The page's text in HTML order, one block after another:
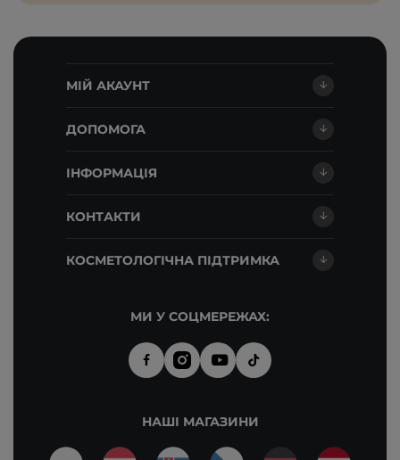
МІЙ АКАУНТ
ДОПОМОГА
ІНФОРМАЦІЯ
КОНТАКТИ
КОСМЕТОЛОГІЧНА ПІДТРИМКА
МИ У СОЦМЕРЕЖАХ:
НАШІ МАГАЗИНИ